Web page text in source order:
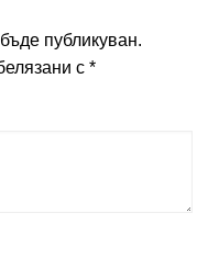
публикуван.
с *